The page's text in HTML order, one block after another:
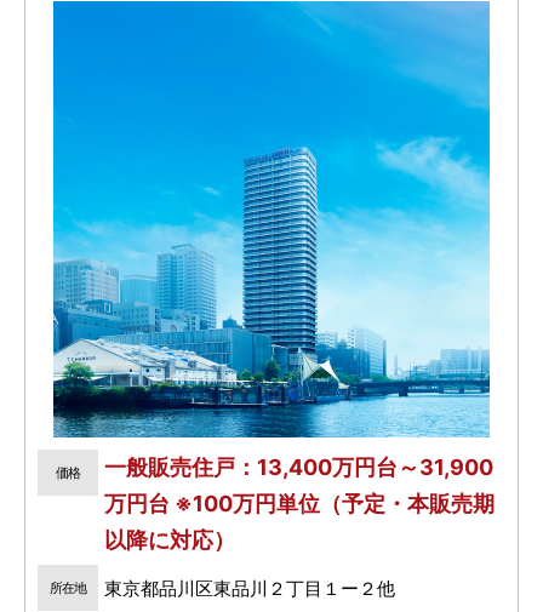
価格
一般販売住戸：13,400万円台～31,900
万円台 ※100万円単位（予定・本販売期
以降に対応）
所在地 東京都品川区東品川２丁目１ー２他